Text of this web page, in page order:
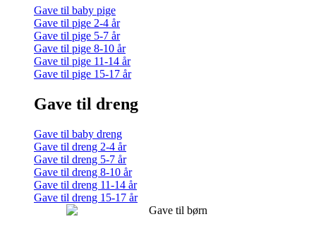
Gave til baby pige
Gave til pige 2-4 år
Gave til pige 5-7 år
Gave til pige 8-10 år
Gave til pige 11-14 år
Gave til pige 15-17 år
Gave til dreng
Gave til baby dreng
Gave til dreng 2-4 år
Gave til dreng 5-7 år
Gave til dreng 8-10 år
Gave til dreng 11-14 år
Gave til dreng 15-17 år